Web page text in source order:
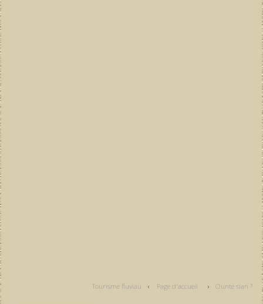
Tourisme fluviau Page d'accueil Ounte sian ?